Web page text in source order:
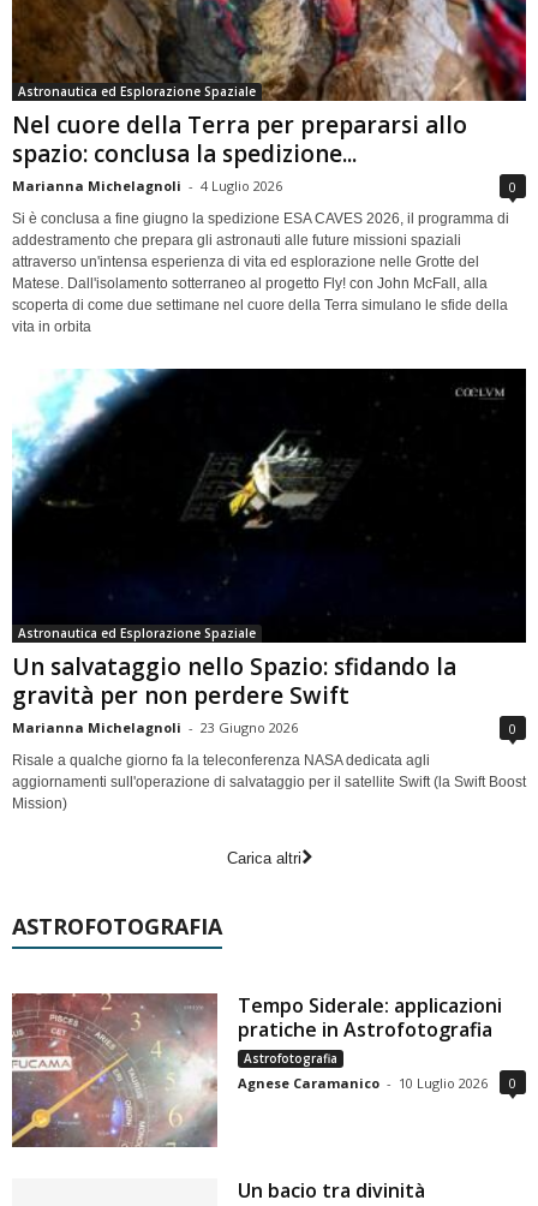
Astronautica ed Esplorazione Spaziale
Nel cuore della Terra per prepararsi allo
spazio: conclusa la spedizione...
Marianna Michelagnoli - 4 Luglio 2026 0
Si è conclusa a fine giugno la spedizione ESA CAVES 2026, il programma di
addestramento che prepara gli astronauti alle future missioni spaziali
attraverso un'intensa esperienza di vita ed esplorazione nelle Grotte del
Matese. Dall'isolamento sotterraneo al progetto Fly! con John McFall, alla
scoperta di come due settimane nel cuore della Terra simulano le sfide della
vita in orbita
Astronautica ed Esplorazione Spaziale
Un salvataggio nello Spazio: sfidando la
gravità per non perdere Swift
Marianna Michelagnoli - 23 Giugno 2026 0
Risale a qualche giorno fa la teleconferenza NASA dedicata agli
aggiornamenti sull'operazione di salvataggio per il satellite Swift (la Swift Boost
Mission)
Carica altri
ASTROFOTOGRAFIA
Tempo Siderale: applicazioni
pratiche in Astrofotografia
Astrofotografia
Agnese Caramanico - 10 Luglio 2026 0
Un bacio tra divinità